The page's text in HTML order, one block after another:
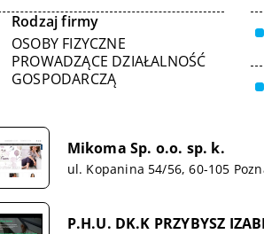
Rodzaj firmy
OSOBY FIZYCZNE
PROWADZĄCE DZIAŁALNOŚĆ
GOSPODARCZĄ
Mikoma Sp. o.o. sp. k.
ul. Kopanina 54/56, 60-105
P.H.U. DK.K PRZYBYSZ